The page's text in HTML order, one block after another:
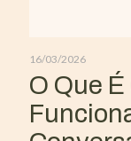
16/03/2026
O Que